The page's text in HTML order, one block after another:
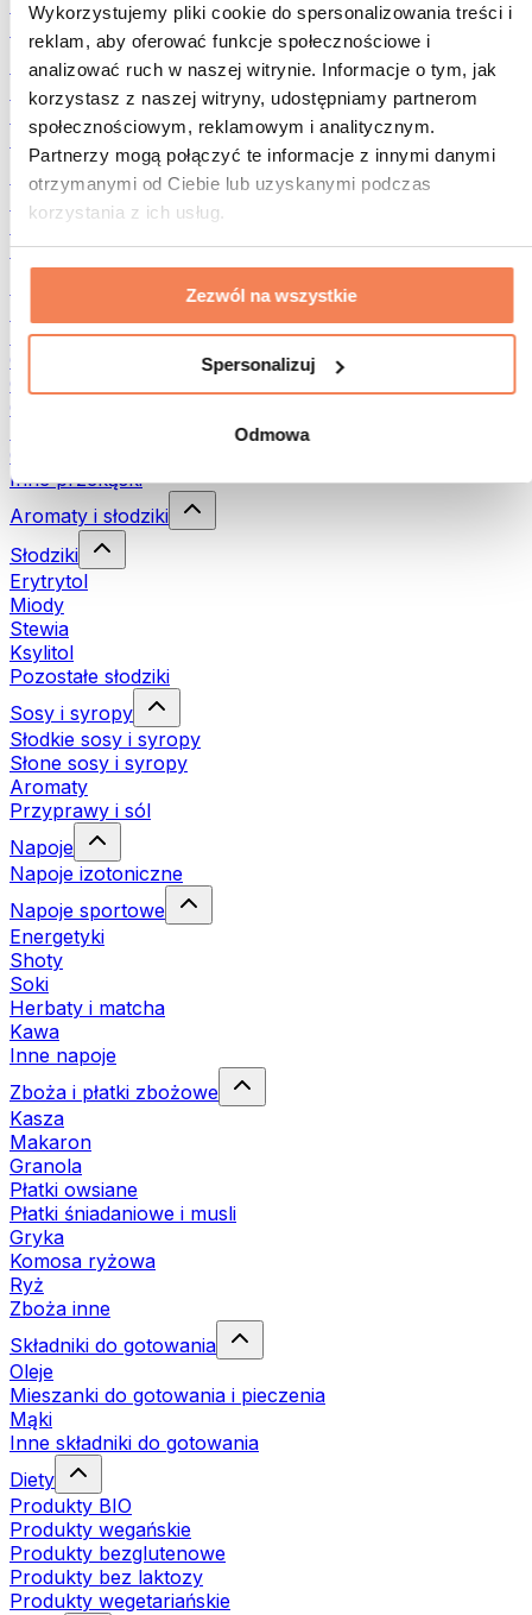
Wykorzystujemy pliki cookie do spersonalizowania treści i
reklam, aby oferować funkcje społecznościowe i
analizować ruch w naszej witrynie. Informacje o tym, jak
korzystasz z naszej witryny, udostępniamy partnerom
społecznościowym, reklamowym i analitycznym.
Partnerzy mogą połączyć te informacje z innymi danymi
otrzymanymi od Ciebie lub uzyskanymi podczas
korzystania z ich usług.
Zezwól na wszystkie
Spersonalizuj
Odmowa
Rośliny strączkowe
Inna żywność fitness
Masła orzechowe
Masło orzechowe 100%
Słodkie masła orzechowe
Masła orzechowe z białkiem
Superfood
Zielone superfoods
Błonnik
Inne superfoods
Suszone mięso
Owoce liofilizowane
Ciastka proteinowe
Chipsy i chrupki
Czekolady
Inne przekąski
Aromaty i słodziki
Słodziki
Erytrytol
Miody
Stewia
Ksylitol
Pozostałe słodziki
Sosy i syropy
Słodkie sosy i syropy
Słone sosy i syropy
Aromaty
Przyprawy i sól
Napoje
Napoje izotoniczne
Napoje sportowe
Energetyki
Shoty
Soki
Herbaty i matcha
Kawa
Inne napoje
Zboża i płatki zbożowe
Kasza
Makaron
Granola
Płatki owsiane
Płatki śniadaniowe i musli
Gryka
Komosa ryżowa
Ryż
Zboża inne
Składniki do gotowania
Oleje
Mieszanki do gotowania i pieczenia
Mąki
Inne składniki do gotowania
Diety
Produkty BIO
Produkty wegańskie
Produkty bezglutenowe
Produkty bez laktozy
Produkty wegetariańskie